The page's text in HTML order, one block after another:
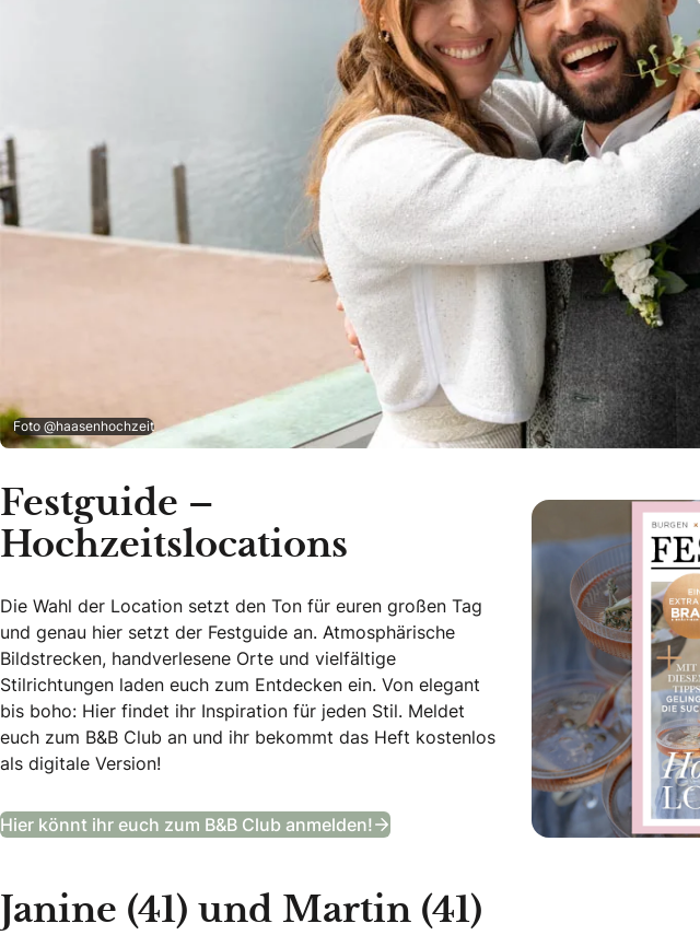
Foto @haasenhochzeit
Festguide –
Hochzeitslocations
Die Wahl der Location setzt den Ton für euren großen Tag
und genau hier setzt der Festguide an. Atmosphärische
Bildstrecken, handverlesene Orte und vielfältige
Stilrichtungen laden euch zum Entdecken ein. Von elegant
bis boho: Hier findet ihr Inspiration für jeden Stil. Meldet
euch zum B&B Club an und ihr bekommt das Heft kostenlos
als digitale Version!
Hier könnt ihr euch zum B&B Club anmelden!
Festguide – Hochzeitslocations
Janine (41) und Martin (41)